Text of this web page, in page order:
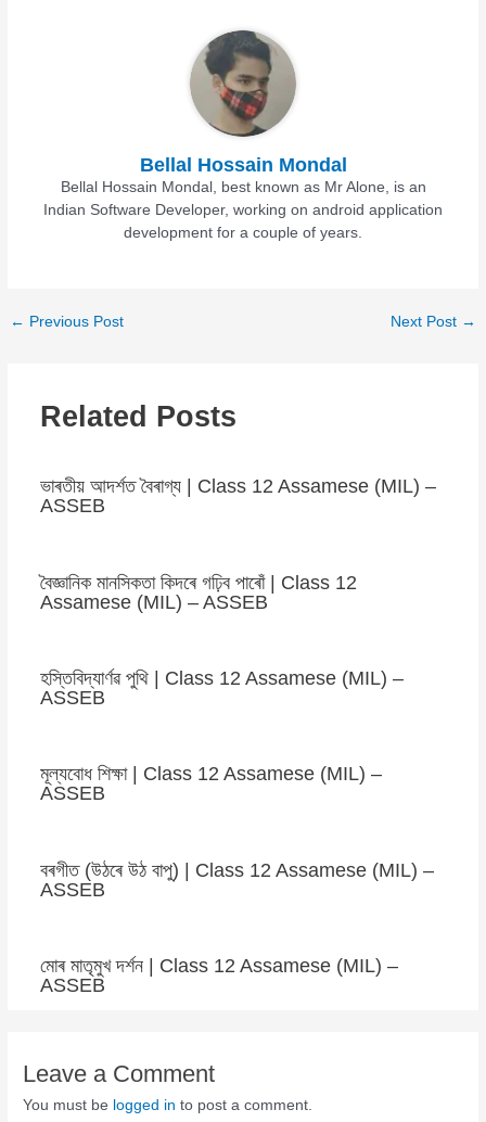
Bellal Hossain Mondal
Bellal Hossain Mondal, best known as Mr Alone, is an
Indian Software Developer, working on android application
development for a couple of years.
← Previous Post Next Post →
Related Posts
ভাৰতীয় আদৰ্শত বৈৰাগ্য | Class 12 Assamese (MIL) –
ASSEB
বৈজ্ঞানিক মানসিকতা কিদৰে গঢ়িব পাৰোঁ | Class 12
Assamese (MIL) – ASSEB
হস্তিবিদ্যাৰ্ণৱ পুথি | Class 12 Assamese (MIL) –
ASSEB
মূল্যবোধ শিক্ষা | Class 12 Assamese (MIL) –
ASSEB
বৰগীত (উঠৰে উঠ বাপু) | Class 12 Assamese (MIL) –
ASSEB
মোৰ মাতৃমুখ দৰ্শন | Class 12 Assamese (MIL) –
ASSEB
Leave a Comment
You must be logged in to post a comment.